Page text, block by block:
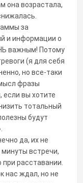
она возрастала,
за
и информации о
важным! Потому
(я для себя
но все-таки
фразы
если вы хотите
тотальный
будут
да, их не
минуты встречи,
расставании.
нас ждал, но не